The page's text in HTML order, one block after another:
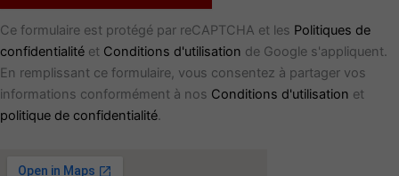
Ce formulaire est protégé par reCAPTCHA et les Politiques de
confidentialité et Conditions d'utilisation de Google s'appliquent.
En remplissant ce formulaire, vous consentez à partager vos
informations conformément à nos Conditions d'utilisation et
politique de confidentialité.